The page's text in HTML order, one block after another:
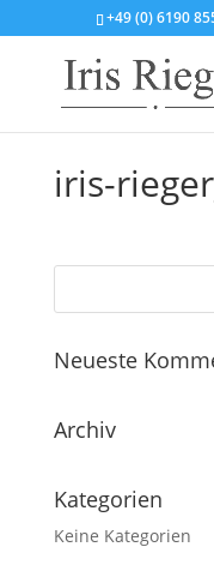
+49 (0) 6190
iris-
Neueste
Archiv
Kategorien
Keine Kategorien